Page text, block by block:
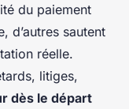
du paiement
d’autres sautent
réelle.
litiges,
dès le départ